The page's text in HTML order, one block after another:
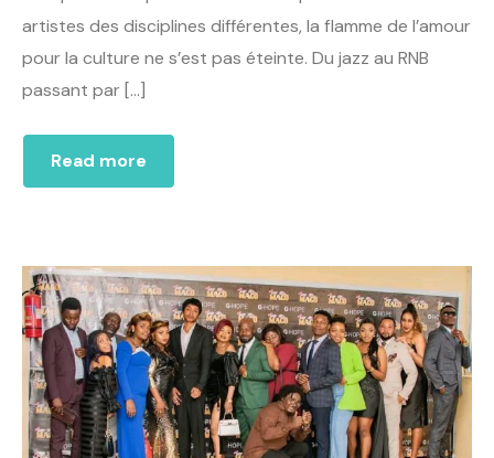
artistes des disciplines différentes, la flamme de l’amour
pour la culture ne s’est pas éteinte. Du jazz au RNB
passant par […]
Read more